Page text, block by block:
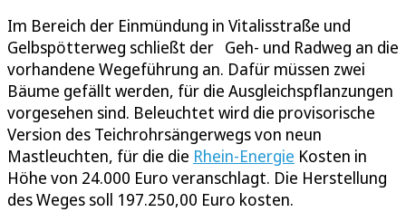
Im Bereich der Einmündung in Vitalisstraße und
Gelbspötterweg schließt der Geh- und Radweg an die
vorhandene Wegeführung an. Dafür müssen zwei
Bäume gefällt werden, für die Ausgleichspflanzungen
vorgesehen sind. Beleuchtet wird die provisorische
Version des Teichrohrsängerwegs von neun
Mastleuchten, für die die Rhein-Energie Kosten in
Höhe von 24.000 Euro veranschlagt. Die Herstellung
des Weges soll 197.250,00 Euro kosten.